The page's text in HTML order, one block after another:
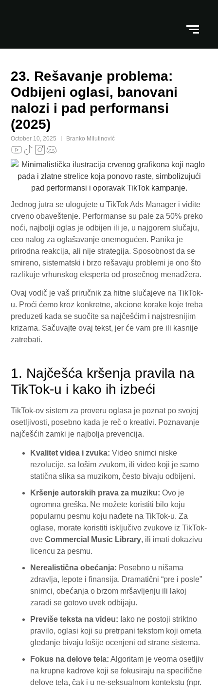
23. Rešavanje problema:
Odbijeni oglasi, banovani
nalozi i pad performansi
(2025)
October 10, 2025 Branko Milutinović
Jednog jutra se ulogujete u TikTok Ads Manager i vidite
crveno obaveštenje. Performanse su pale za 50% preko
noći, najbolji oglas je odbijen ili je, u najgorem slučaju,
ceo nalog za oglašavanje onemogućen. Panika je
prirodna reakcija, ali nije strategija. Sposobnost da se
smireno, sistematski i brzo rešavaju problemi je ono što
razlikuje vrhunskog eksperta od prosečnog menadžera.
Ovaj vodič je vaš priručnik za hitne slučajeve na TikTok-
u. Proći ćemo kroz konkretne, akcione korake koje treba
preduzeti kada se suočite sa najčešćim i najstresnijim
krizama. Sačuvajte ovaj tekst, jer će vam pre ili kasnije
zatrebati.
1. Najčešća kršenja pravila na
TikTok-u i kako ih izbeći
TikTok-ov sistem za proveru oglasa je poznat po svojoj
osetljivosti, posebno kada je reč o kreativi. Poznavanje
najčešćih zamki je najbolja prevencija.
Kvalitet videa i zvuka: Video snimci niske
rezolucije, sa lošim zvukom, ili video koji je samo
statična slika sa muzikom, često bivaju odbijeni.
Kršenje autorskih prava za muziku: Ovo je
ogromna greška. Ne možete koristiti bilo koju
popularnu pesmu koju nađete na TikTok-u. Za
oglase, morate koristiti isključivo zvukove iz TikTok-
oveCommercial Music Library, ili imati dokazivu
licencu za pesmu.
Nerealistična obećanja: Posebno u nišama
zdravlja, lepote i finansija. Dramatični “pre i posle”
snimci, obećanja o brzom mršavljenju ili lakoj
zaradi se gotovo uvek odbijaju.
Previše teksta na videu: Iako ne postoji striktno
pravilo, oglasi koji su pretrpani tekstom koji ometa
gledanje bivaju lošije ocenjeni od strane sistema.
Fokus na delove tela: Algoritam je veoma osetljiv
na krupne kadrove koji se fokusiraju na specifične
delove tela, čak i u ne-seksualnom kontekstu (npr.